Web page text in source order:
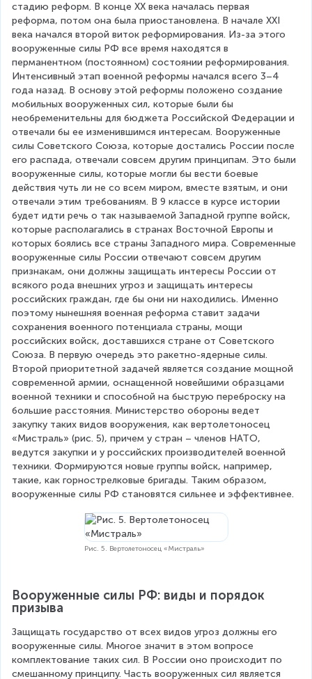
стадию реформ. В конце ХХ века началась первая
реформа, потом она была приостановлена. В начале ХХІ
века начался второй виток реформирования. Из-за этого
вооруженные силы РФ все время находятся в
перманентном (постоянном) состоянии реформирования.
Интенсивный этап военной реформы начался всего 3–4
года назад. В основу этой реформы положено создание
мобильных вооруженных сил, которые были бы
необременительны для бюджета Российской Федерации и
отвечали бы ее изменившимся интересам. Вооруженные
силы Советского Союза, которые достались России после
его распада, отвечали совсем другим принципам. Это были
вооруженные силы, которые могли бы вести боевые
действия чуть ли не со всем миром, вместе взятым, и они
отвечали этим требованиям. В 9 классе в курсе истории
будет идти речь о так называемой Западной группе войск,
которые располагались в странах Восточной Европы и
которых боялись все страны Западного мира. Современные
вооруженные силы России отвечают совсем другим
признакам, они должны защищать интересы России от
всякого рода внешних угроз и защищать интересы
российских граждан, где бы они ни находились. Именно
поэтому нынешняя военная реформа ставит задачи
сохранения военного потенциала страны, мощи
российских войск, доставшихся стране от Советского
Союза. В первую очередь это ракетно-ядерные силы.
Второй приоритетной задачей является создание мощной
современной армии, оснащенной новейшими образцами
военной техники и способной на быструю переброску на
большие расстояния. Министерство обороны ведет
закупку таких видов вооружения, как вертолетоносец
«Мистраль» (рис. 5), причем у стран – членов НАТО,
ведутся закупки и у российских производителей военной
техники. Формируются новые группы войск, например,
такие, как горнострелковые бригады. Таким образом,
вооруженные силы РФ становятся сильнее и эффективнее.
Рис. 5. Вертолетоносец «Мистраль»
Вооруженные силы РФ: виды и порядок
призыва
Защищать государство от всех видов угроз должны его
вооруженные силы. Многое значит в этом вопросе
комплектование таких сил. В России оно происходит по
смешанному принципу. Часть вооруженных сил является